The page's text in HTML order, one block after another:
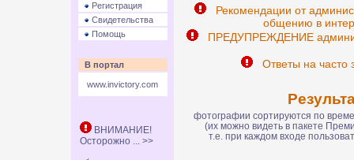
Регистрация
Свидетельства
Помощь
В портал
www.invictory.com
ВНИМАНИЕ!
Осторожно ... >>
Рекомендации от
общению в
ПРЕДУПРЕЖДЕНИЕ
Ответы на часто
фотографии сортируются по
(их можно видеть в пакете
т.е. при каждом входе